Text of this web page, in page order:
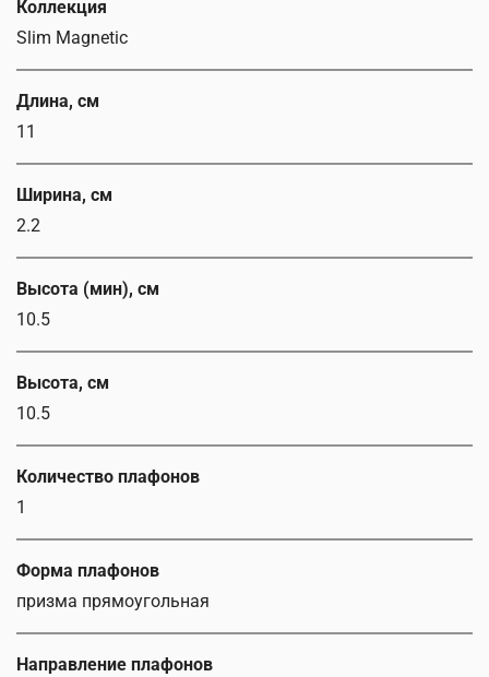
Коллекция
Slim Magnetic
Длина, см
11
Ширина, см
2.2
Высота (мин), см
10.5
Высота, см
10.5
Количество плафонов
1
Форма плафонов
призма прямоугольная
Направление плафонов